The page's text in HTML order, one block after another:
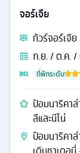
จอร์เจีย
ทัวร์จอร์เจีย
ก.ย. / ต.ค. /
ที่พักระดับ
ป้อมนาริคา
ลีและนีโน่
ป้อมนาริคา